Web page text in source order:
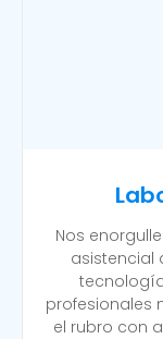
Nos
asistencial
profesionales
el rubro con